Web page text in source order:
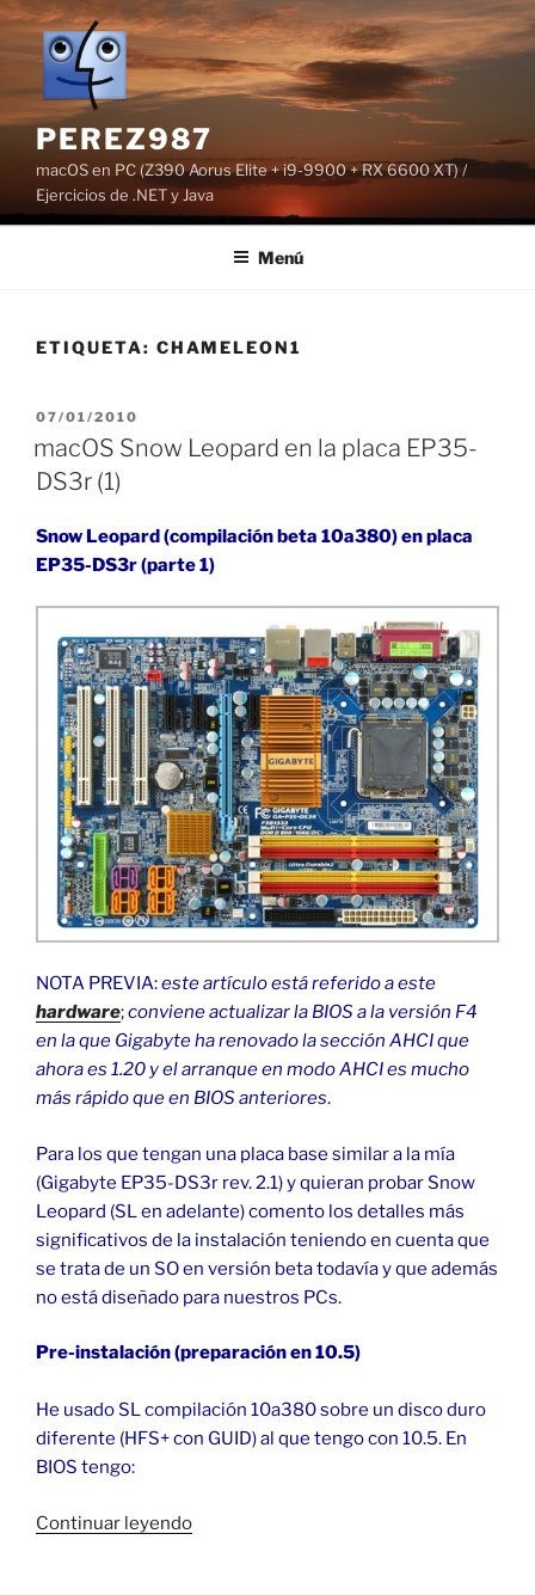
Saltar
contenido
PEREZ987
macOS en PC (Z390 Aorus Elite + i9-9900 + RX 6600 XT) /
Ejercicios de .NET y Java
Menú
ETIQUETA: CHAMELEON1
PUBLICADO
07/01/2010
macOS Snow Leopard en la placa EP35-
DS3r (1)
Snow Leopard (compilación beta 10a380) en placa
EP35-DS3r (parte 1)
NOTA PREVIA:este artículo está referido a este
hardware;conviene actualizar la BIOS a la versión F4
en la que Gigabyte ha renovado la sección AHCI que
ahora es 1.20 y el arranque en modo AHCI es mucho
más rápido que en BIOS anteriores.
Para los que tengan una placa base similar a la mía
(Gigabyte EP35-DS3r rev. 2.1) y quieran probar Snow
Leopard (SL en adelante) comento los detalles más
significativos de la instalación teniendo en cuenta que
se trata de un SO en versión beta todavía y que además
no está diseñado para nuestros PCs.
Pre-instalación (preparación en 10.5)
He usado SL compilación 10a380 sobre un disco duro
diferente (HFS+ con GUID) al que tengo con 10.5. En
BIOS tengo:
Continuar leyendo«macOS